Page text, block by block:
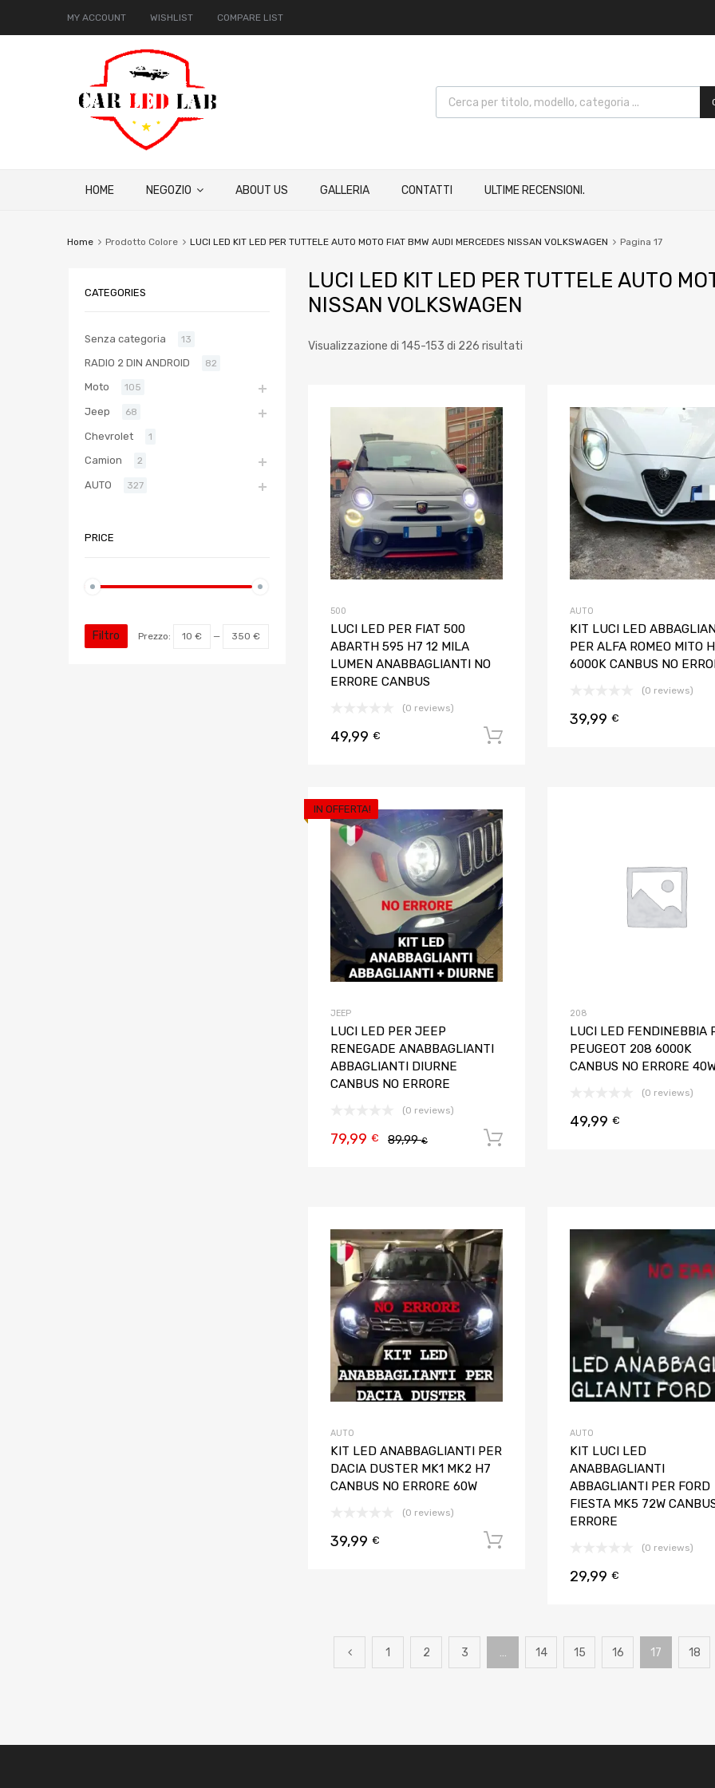
MY ACCOUNT WISHLIST COMPARE LIST
HOME NEGOZIO ABOUT US GALLERIA CONTATTI ULTIME RECENSIONI.
Home Prodotto Colore LUCI LED KIT LED PER TUTTELE AUTO MOTO FIAT BMW AUDI MERCEDES NISSAN VOLKSWAGEN Pagina 17
LUCI LED KIT LED PER TUTTELE AUTO
NISSAN VOLKSWAGEN
Visualizzazione di 145-153 di 226 risultati
Aggiungi ai preferiti
Aggiungi al confronto
500
LUCI LED PER FIAT 500
ABARTH 595 H7 12 MILA
LUMEN ANABBAGLIANTI NO
ERRORE CANBUS
(0 reviews)
49,99 €
AUTO
KIT LUCI LED
PER ALFA ROMEO MITO
6000K CANBUS NO
(0 reviews)
39,99 €
IN OFFERTA!
JEEP
LUCI LED PER JEEP
RENEGADE ANABBAGLIANTI
ABBAGLIANTI DIURNE
CANBUS NO ERRORE
(0 reviews)
89,99€
79,99 €
208
LUCI LED FENDINEBBIA
PEUGEOT 208 6000K
CANBUS NO ERRORE
(0 reviews)
49,99 €
Aggiungi al confronto
AUTO
KIT LED ANABBAGLIANTI PER
DACIA DUSTER MK1 MK2 H7
CANBUS NO ERRORE 60W
(0 reviews)
39,99 €
AUTO
KIT LUCI LED
ANABBAGLIANTI
ABBAGLIANTI PER FORD
FIESTA MK5 72W
ERRORE
(0 reviews)
29,99 €
1 2 3 … 14 15 16 17 18
CATEGORIES
Senza categoria 13
RADIO 2 DIN ANDROID 82
Moto 105
Jeep 68
Chevrolet 1
Camion 2
AUTO 327
PRICE
Filtro Prezzo: 10 € — 350 €